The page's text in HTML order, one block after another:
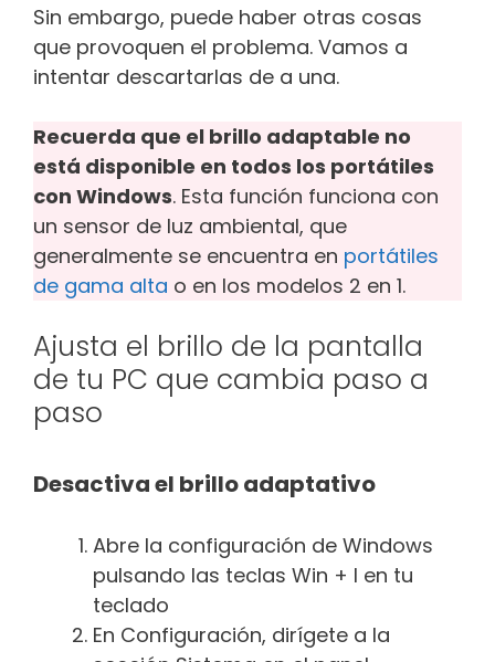
Sin embargo, puede haber otras cosas
que provoquen el problema. Vamos a
intentar descartarlas de a una.
Recuerda que el brillo adaptable no
está disponible en todos los portátiles
con Windows. Esta función funciona con
un sensor de luz ambiental, que
generalmente se encuentra en portátiles
de gama alta o en los modelos 2 en 1.
Ajusta el brillo de la pantalla
de tu PC que cambia paso a
paso
Desactiva el brillo adaptativo
Abre la configuración de Windows
pulsando las teclas Win + I en tu
teclado
En Configuración, dirígete a la